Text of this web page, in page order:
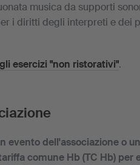
musica da supporti
i diritti degli interpreti e dei
esercizi "non ristorativi".
evento dell'associazione o
comune Hb (TC Hb) per